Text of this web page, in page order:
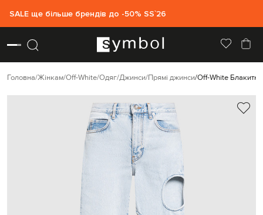
SALE ще більше брендів до -50% SS`26
Головна Жінкам Off-White Одяг Джинси Прямі джинси Off-White